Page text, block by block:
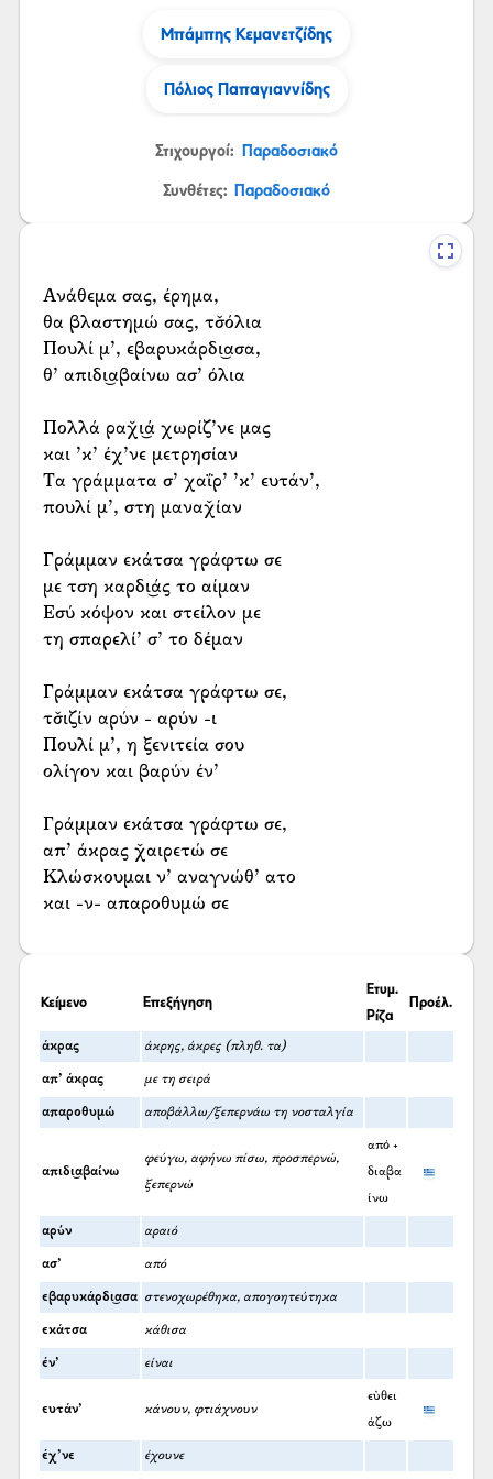
Μπάμπης Κεμανετζίδης
Πόλιος Παπαγιαννίδης
Στιχουργοί: Παραδοσιακό
Συνθέτες: Παραδοσιακό
Ανάθεμα σας, έρημα,
θα βλαστημώ σας, τσ̌όλια
Πουλί μ’, εβαρυκάρδι͜ασα,
θ’ απιδι͜αβαίνω ασ’ όλια
Πολλά ραχ̌ι͜ά χωρίζ’νε μας
και ’κ’ έχ’νε μετρησίαν
Τα γράμματα σ’ χαΐρ’ ’κ’ ευτάν’,
πουλί μ’, στη μαναχ̌ίαν
Γράμμαν εκάτσα γράφτω σε
με τση καρδι͜άς το αίμαν
Εσύ κόψον και στείλον με
τη σπαρελί’ σ’ το δέμαν
Γράμμαν εκάτσα γράφτω σε,
τσ̌ιζίν αρύν - αρύν -ι
Πουλί μ’, η ξενιτεία σου
ολίγον και βαρύν έν’
Γράμμαν εκάτσα γράφτω σε,
απ’ άκρας χ̌αιρετώ σε
Κλώσκουμαι ν’ αναγνώθ’ ατο
και -ν- απαροθυμώ σε
Κείμενο Επεξήγηση
Ετυμ.
Ρίζα
Προέλ.
άκρας άκρης, άκρες (πληθ. τα)
απ’ άκρας με τη σειρά
απαροθυμώ αποβάλλω/ξεπερνάω τη νοσταλγία
απιδι͜αβαίνω
φεύγω, αφήνω πίσω, προσπερνώ,
ξεπερνώ
από +
διαβα
ίνω
αρύν αραιό
ασ’ από
εβαρυκάρδι͜ασα στενοχωρέθηκα, απογοητεύτηκα
εκάτσα κάθισα
έν’ είναι
ευτάν’ κάνουν, φτιάχνουν
εὐθει
άζω
έχ’νε έχουνε